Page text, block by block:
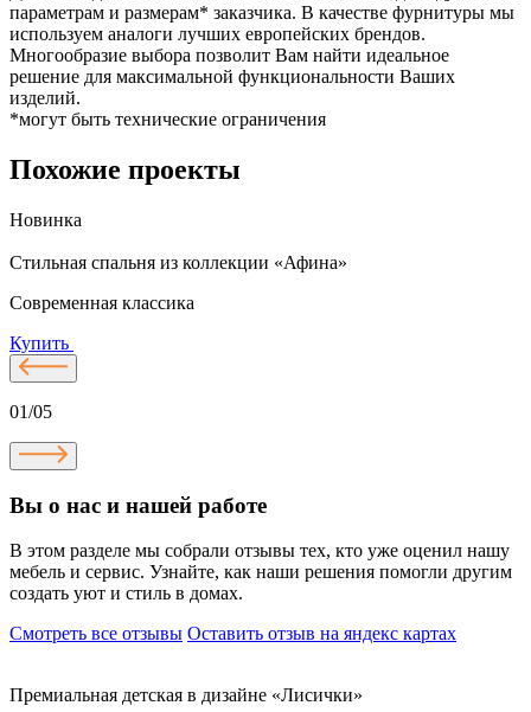
параметрам и размерам* заказчика. В качестве фурнитуры мы
используем аналоги лучших европейских брендов.
Многообразие выбора позволит Вам найти идеальное
решение для максимальной функциональности Ваших
изделий.
*могут быть технические ограничения
Похожие проекты
Новинка
Стильная спальня из коллекции «Афина»
Современная классика
Купить
01/05
Вы о нас и нашей работе
В этом разделе мы собрали отзывы тех, кто уже оценил нашу
мебель и сервис. Узнайте, как наши решения помогли другим
создать уют и стиль в домах.
Смотреть все отзывы Оставить отзыв на яндекс картах
Премиальная детская в дизайне «Лисички»